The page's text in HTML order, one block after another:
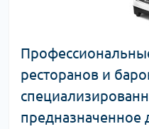
ресторанов и
предназначенное